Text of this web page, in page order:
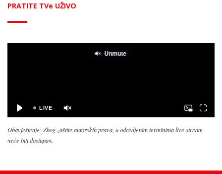
PRATITE TVe UŽIVO
Obavještenje: Zbog zaštite autorskih prava, u odredjenim terminima live stream
neće biti dostupan.